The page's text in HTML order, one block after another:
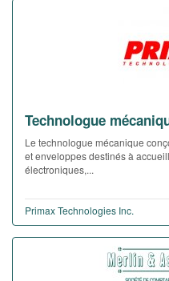
Technologue
Le technologue mécanique
et enveloppes destinés à
électroniques,...
Primax Technologies Inc.